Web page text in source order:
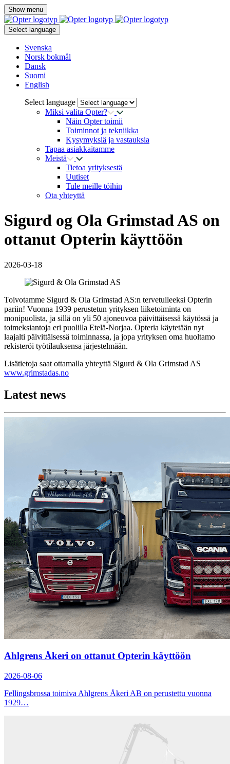
Show menu
Select language
Svenska
Norsk bokmål
Dansk
Suomi
English
Select language
Miksi valita Opter?
Näin Opter toimii
Toiminnot ja tekniikka
Kysymyksiä ja vastauksia
Tapaa asiakkaitamme
Meistä
Tietoa yrityksestä
Uutiset
Tule meille töihin
Ota yhteyttä
Sigurd og Ola Grimstad AS on
ottanut Opterin käyttöön
2026-03-18
Toivotamme Sigurd & Ola Grimstad AS:n tervetulleeksi Opterin
pariin! Vuonna 1939 perustetun yrityksen liiketoiminta on
monipuolista, ja sillä on yli 50 ajoneuvoa päivittäisessä käytössä ja
toimeksiantoja eri puolilla Etelä-Norjaa. Opteria käytetään nyt
laajalti päivittäisessä toiminnassa, ja jopa yrityksen oma huoltamo
rekisteröi työtilauksensa järjestelmään.
Lisätietoja saat ottamalla yhteyttä Sigurd & Ola Grimstad AS
www.grimstadas.no
Latest news
Ahlgrens Åkeri on ottanut Opterin käyttöön
2026-08-06
Fellingsbrossa toimiva Ahlgrens Åkeri AB on perustettu vuonna
1929…